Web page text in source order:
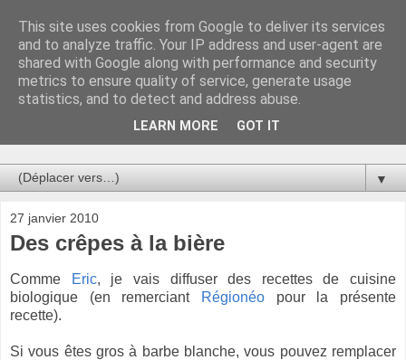
Au bistro !
La connerie étant le seul chemin susceptible de nous faire
entrevoir une parcelle de vérité, utilisons la par des moyens
de communication efficaces. Le temps qu'on remplisse nos
▼
27 janvier 2010
Des crêpes à la bière
Comme Eric, je vais diffuser des recettes de cuisine
biologique (en remerciant
Régionéo pour la présente
recette).
Si vous êtes gros à barbe blanche, vous pouvez remplacer
This site uses cookies from Google to deliver its services
and to analyze traffic. Your IP address and user-agent are
shared with Google along with performance and security
metrics to ensure quality of service, generate usage
statistics, and to detect and address abuse.
LEARN MORE GOT IT